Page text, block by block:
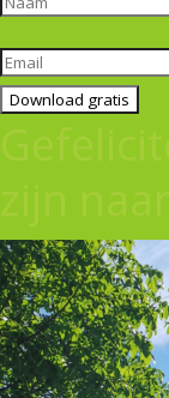
Download gratis